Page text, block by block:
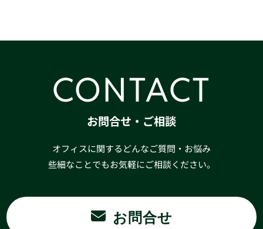
CONTACT
お問合せ・ご相談
オフィスに関するどんなご質問・お悩み
些細なことでもお気軽にご相談ください。
お問合せ